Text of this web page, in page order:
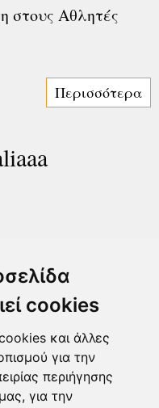
cookies
και άλλες
για την
περιήγησης
για την
στους Αθλητές
Περισσότερα